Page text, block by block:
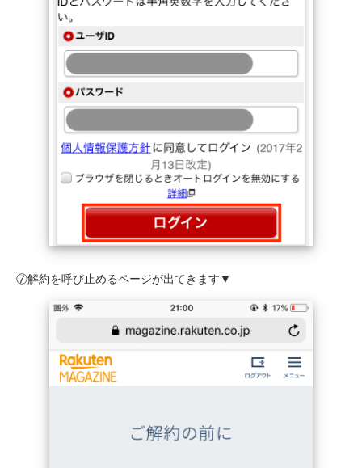
⑦解約を呼び止めるページが出てきます▼